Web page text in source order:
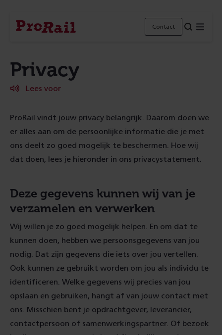
Navigatie
Homepage Contact
Privacy
Lees voor
ProRail vindt jouw privacy belangrijk. Daarom doen we
er alles aan om de persoonlijke informatie die je met
ons deelt zo goed mogelijk te beschermen. Hoe wij
dat doen, lees je hieronder in ons privacystatement.
Deze gegevens kunnen wij van je
verzamelen en verwerken
Wij willen je zo goed mogelijk helpen. En om dat te
kunnen doen, hebben we persoonsgegevens van jou
nodig. Dat zijn gegevens die iets over jou vertellen.
Ook kunnen ze gebruikt worden om jou als individu te
identificeren. Welke gegevens wij precies van jou
opslaan en gebruiken, hangt af van jouw contact met
ons. Misschien bent je opdrachtgever, leverancier,
contactpersoon of samenwerkingspartner. Of bezoek